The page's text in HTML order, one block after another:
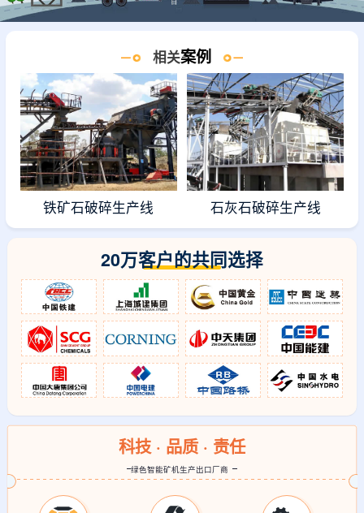
相关案例
铁矿石破碎生产线 石灰石破碎生产线
20万客户的共同选择
科技 · 品质 · 责任
绿色智能矿机生产出口厂商